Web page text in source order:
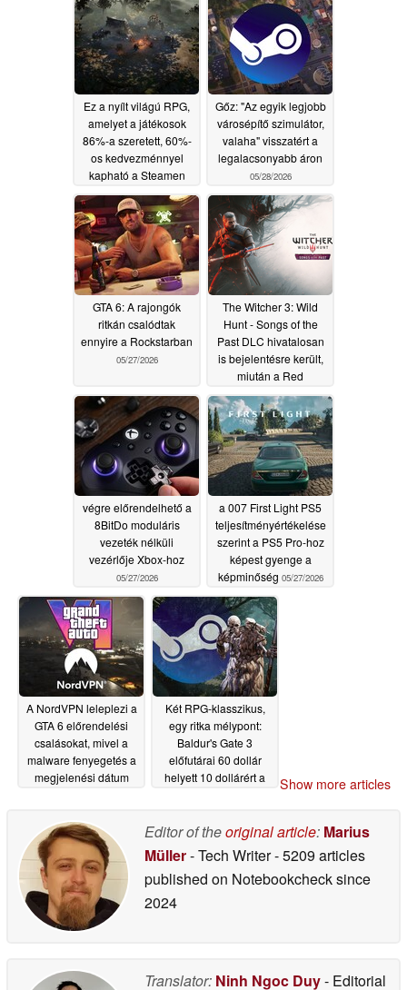
06/02/2026
Ez a nyílt világú RPG,
amelyet a játékosok
86%-a szeretett, 60%-
os kedvezménnyel
kapható a Steamen
05/31/2026
Gőz: "Az egyik legjobb
városépítő szimulátor,
valaha" visszatért a
legalacsonyabb áron
05/28/2026
GTA 6: A rajongók
ritkán csalódtak
ennyire a Rockstarban
05/27/2026
The Witcher 3: Wild
Hunt - Songs of the
Past DLC hivatalosan
is bejelentésre került,
miután a Red
Launcher kiszivárgása
miatt a CD Projekt
kénytelen volt
megmagyarázni a
dolgot05/27/2026
végre előrendelhető a
8BitDo moduláris
vezeték nélküli
vezérlője Xbox-hoz
05/27/2026
a 007 First Light PS5
teljesítményértékelése
szerint a PS5 Pro-hoz
képest gyenge a
képminőség 05/27/2026
A NordVPN leleplezi a
GTA 6 előrendelési
csalásokat, mivel a
malware fenyegetés a
megjelenési dátum
Két RPG-klasszikus,
egy ritka mélypont:
Baldur's Gate 3
előfutárai 60 dollár
helyett 10 dollárért a
Show more articles
Editor of theoriginal article: Marius
Müller- Tech Writer- 5209 articles
published on Notebookchecksince
2024
Translator: Ninh Ngoc Duy- Editorial